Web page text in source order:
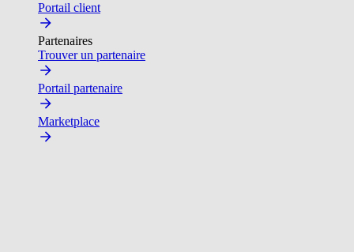
Portail client
Partenaires
Trouver un partenaire
Portail partenaire
Marketplace